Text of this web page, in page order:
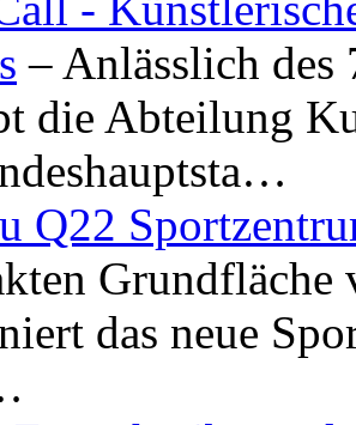
– Anlässlich
die Abteilung
Q22
Grundfläche
das neue